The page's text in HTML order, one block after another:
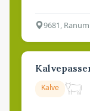
9681, Ranum
Kalve